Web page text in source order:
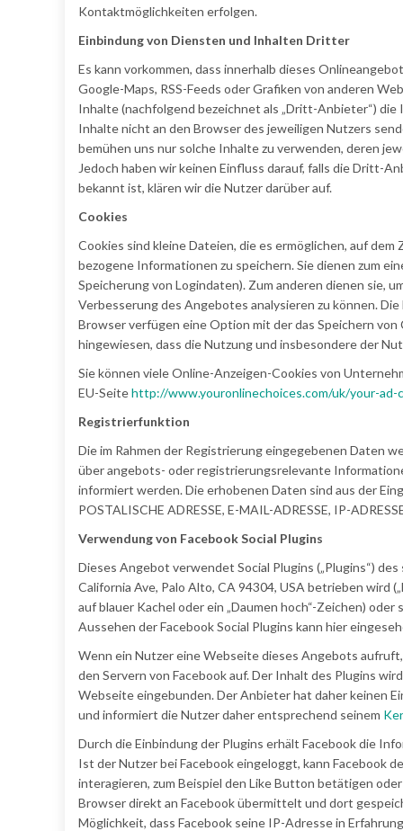
Kontaktmöglichkeiten erfolgen.
Einbindung von Diensten und Inhalten Dritter
Es kann vorkommen, dass innerhalb dieses
Google-Maps, RSS-Feeds oder Grafiken von anderen
Inhalte (nachfolgend bezeichnet als „Dritt-Anbieter“)
Inhalte nicht an den Browser des jeweiligen Nutzers
bemühen uns nur solche Inhalte zu verwenden, deren
Jedoch haben wir keinen Einfluss darauf, falls die Dritt-
bekannt ist, klären wir die Nutzer darüber auf.
Cookies
Cookies sind kleine Dateien, die es ermöglichen, auf
bezogene Informationen zu speichern. Sie dienen zum
Speicherung von Logindaten). Zum anderen dienen sie,
Verbesserung des Angebotes analysieren zu können.
Browser verfügen eine Option mit der das Speichern
hingewiesen, dass die Nutzung und insbesondere der
Sie können viele Online-Anzeigen-Cookies von
EU-Seitehttp://www.youronlinechoices.com/uk/your-ad-
Registrierfunktion
Die im Rahmen der Registrierung eingegebenen Daten
über angebots- oder registrierungsrelevante
informiert werden. Die erhobenen Daten sind aus der
POSTALISCHE ADRESSE, E-MAIL-ADRESSE, IP-
Verwendung von Facebook Social Plugins
Dieses Angebot verwendet Social Plugins („Plugins“)
California Ave, Palo Alto, CA 94304, USA betrieben wird
auf blauer Kachel oder ein „Daumen hoch“-Zeichen)
Aussehen der Facebook Social Plugins kann hier
Wenn ein Nutzer eine Webseite dieses Angebots
den Servern von Facebook auf. Der Inhalt des Plugins
Webseite eingebunden. Der Anbieter hat daher keinen
und informiert die Nutzer daher entsprechend seinem
Durch die Einbindung der Plugins erhält Facebook die
Ist der Nutzer bei Facebook eingeloggt, kann Facebook
interagieren, zum Beispiel den Like Button betätigen
Browser direkt an Facebook übermittelt und dort
Möglichkeit, dass Facebook seine IP-Adresse in